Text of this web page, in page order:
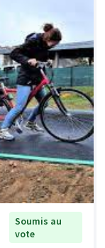
Soumis au
vote